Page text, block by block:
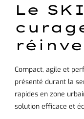
Le
Compact, agile et
présenté durant la
rapides en zone
solution efficace et